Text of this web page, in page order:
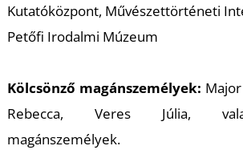
Kutatóközpont, Művészettörténeti
Petőfi Irodalmi Múzeum
Kölcsönző magánszemélyek:
Rebecca, Veres Júlia,
magánszemélyek.